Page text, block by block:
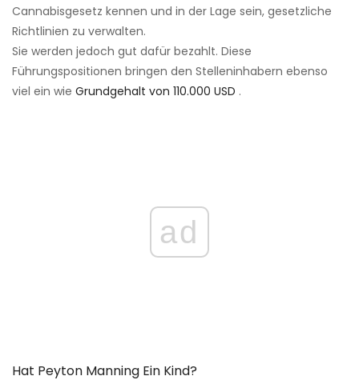
Cannabisgesetz kennen und in der Lage sein, gesetzliche
Richtlinien zu verwalten.
Sie werden jedoch gut dafür bezahlt. Diese
Führungspositionen bringen den Stelleninhabern ebenso
viel ein wie Grundgehalt von 110.000 USD .
ad
Hat Peyton Manning Ein Kind?